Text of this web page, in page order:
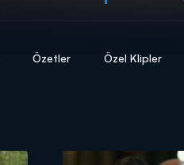
Özetler Özel Klipler